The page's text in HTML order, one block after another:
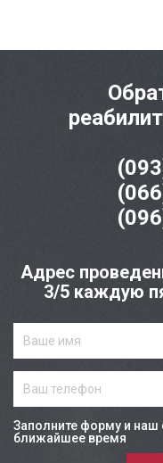
Адрес
3/5 каждую
Заполните форму и наш
ближайшее время